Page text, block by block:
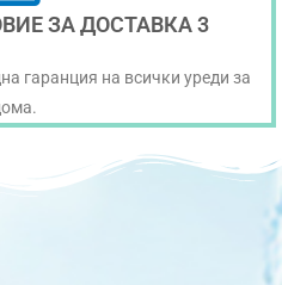
ЗА ДОСТАВКА 3
гаранция на всички уреди за